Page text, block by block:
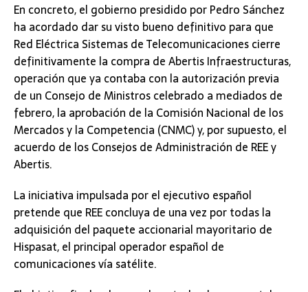
En concreto, el gobierno presidido por Pedro Sánchez
ha acordado dar su visto bueno definitivo para que
Red Eléctrica Sistemas de Telecomunicaciones cierre
definitivamente la compra de Abertis Infraestructuras,
operación que ya contaba con la autorización previa
de un Consejo de Ministros celebrado a mediados de
febrero, la aprobación de la Comisión Nacional de los
Mercados y la Competencia (CNMC) y, por supuesto, el
acuerdo de los Consejos de Administración de REE y
Abertis.
La iniciativa impulsada por el ejecutivo español
pretende que REE concluya de una vez por todas la
adquisición del paquete accionarial mayoritario de
Hispasat, el principal operador español de
comunicaciones vía satélite.